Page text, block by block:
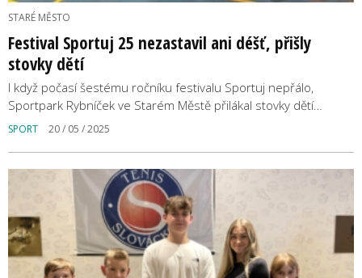
STARÉ MĚSTO
Festival Sportuj 25 nezastavil ani déšť, přišly
stovky dětí
I když počasí šestému ročníku festivalu Sportuj nepřálo,
Sportpark Rybníček ve Starém Městě přilákal stovky dětí…
SPORT 20 / 05 / 2025